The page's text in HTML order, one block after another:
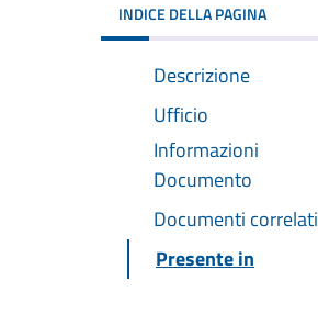
INDICE DELLA PAGINA
Descrizione
Ufficio
Informazioni
Documento
Documenti correlati
Presente in